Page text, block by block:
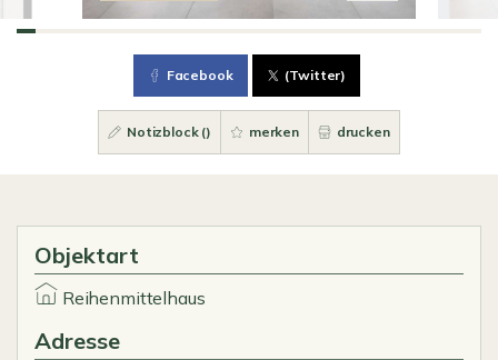
Facebook (Twitter)
Notizblock () merken drucken
Objektart
Reihenmittelhaus
Adresse